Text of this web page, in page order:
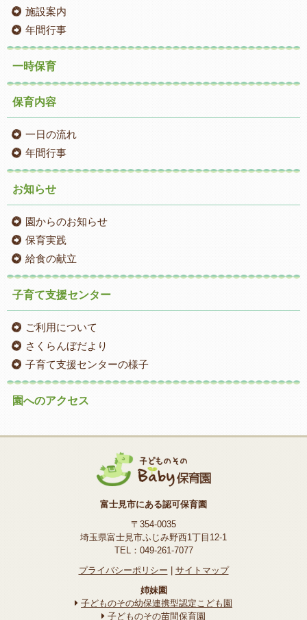
施設案内
年間行事
一時保育
保育内容
一日の流れ
年間行事
お知らせ
園からのお知らせ
保育実践
給食の献立
子育て支援センター
ご利用について
さくらんぼだより
子育て支援センターの様子
園へのアクセス
富士見市にある認可保育園
〒354-0035
埼玉県富士見市ふじみ野西1丁目12-1
TEL：049-261-7077
プライバシーポリシー | サイトマップ
姉妹園
子どものその幼保連携型認定こども園
子どものその苗間保育園